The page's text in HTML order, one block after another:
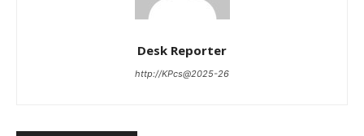
Desk Reporter
http://KPcs@2025-26